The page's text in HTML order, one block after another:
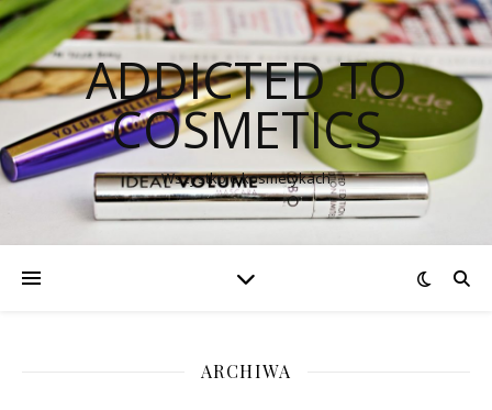
ADDICTED TO
COSMETICS
Wszystko o kosmetykach
ARCHIWA